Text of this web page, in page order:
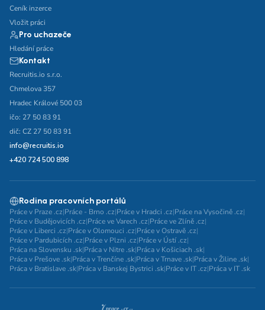
Ceník inzerce
Vložit práci
Pro uchazeče
Hledání práce
Kontakt
Recruitis.io s.r.o.
Chmelova 357
Hradec Králové 500 03
ičo: 27 50 83 91
dič: CZ 27 50 83 91
info@recruitis.io
+420 724 500 898
Rodina pracovních portálů
Práce v Praze .cz|Práce - Brno .cz|Práce v Hradci .cz|Práce na Vysočině .cz|
Práce v Budějovicích .cz|Práce ve Varech .cz|Práce ve Zlíně .cz|
Práce v Liberci .cz|Práce v Olomouci .cz|Práce v Ostravě .cz|
Práce v Pardubicích .cz|Práce v Plzni .cz|Práce v Ústí .cz|
Práca na Slovensku .sk|Práca v Nitre .sk|Práca v Košiciach .sk|
Práca v Prešove .sk|Práca v Trenčíne .sk|Práca v Trnave .sk|Práca v Žiline .sk|
Práca v Bratislave .sk|Práca v Banskej Bystrici .sk|Práce v IT .cz|Práca v IT .sk